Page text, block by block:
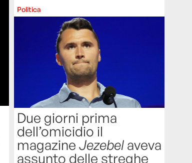
Politica
Due giorni prima
dell’omicidio il
magazineJezebel aveva
assunto delle streghe